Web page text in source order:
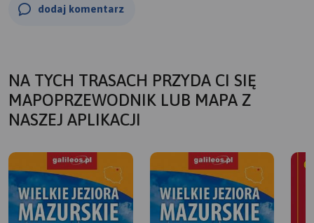
30 m)
dodaj komentarz
NA TYCH TRASACH PRZYDA CI SIĘ
MAPOPRZEWODNIK LUB MAPA Z
NASZEJ APLIKACJI